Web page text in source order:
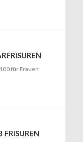
für Frauen
FRISUREN